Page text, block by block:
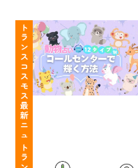
ン
タ
ク
ト
セ
ン
タ
ー
「面
接
の
ト
ラ
ン
ス
コ
ス
モ
ス
最
新
ニ
ュ
ー
ス
物
占
い
12
タ
イ
プ
別】
あ
な
た
ト
ラ
ト
ラ
ン